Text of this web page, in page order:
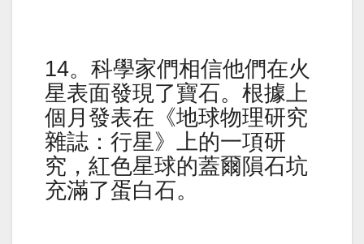
14。科學家們相信他們在火
星表面發現了寶石。根據上
個月發表在《地球物理研究
雜誌：行星》上的一項研
究，紅色星球的蓋爾隕石坑
充滿了蛋白石。